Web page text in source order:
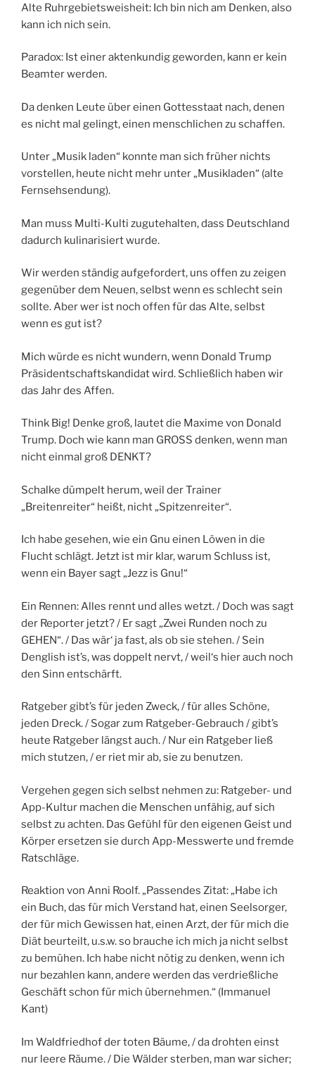
Alte Ruhrgebietsweisheit: Ich bin nich am Denken, also
kann ich nich sein.
Paradox: Ist einer aktenkundig geworden, kann er kein
Beamter werden.
Da denken Leute über einen Gottesstaat nach, denen
es nicht mal gelingt, einen menschlichen zu schaffen.
Unter „Musik laden“ konnte man sich früher nichts
vorstellen, heute nicht mehr unter „Musikladen“ (alte
Fernsehsendung).
Man muss Multi-Kulti zugutehalten, dass Deutschland
dadurch kulinarisiert wurde.
Wir werden ständig aufgefordert, uns offen zu zeigen
gegenüber dem Neuen, selbst wenn es schlecht sein
sollte. Aber wer ist noch offen für das Alte, selbst
wenn es gut ist?
Mich würde es nicht wundern, wenn Donald Trump
Präsidentschaftskandidat wird. Schließlich haben wir
das Jahr des Affen.
Think Big! Denke groß, lautet die Maxime von Donald
Trump. Doch wie kann man GROSS denken, wenn man
nicht einmal groß DENKT?
Schalke dümpelt herum, weil der Trainer
„Breitenreiter“ heißt, nicht „Spitzenreiter“.
Ich habe gesehen, wie ein Gnu einen Löwen in die
Flucht schlägt. Jetzt ist mir klar, warum Schluss ist,
wenn ein Bayer sagt „Jezz is Gnu!“
Ein Rennen: Alles rennt und alles wetzt. / Doch was sagt
der Reporter jetzt? / Er sagt „Zwei Runden noch zu
GEHEN“. / Das wär‘ ja fast, als ob sie stehen. / Sein
Denglish ist’s, was doppelt nervt, / weil‘s hier auch noch
den Sinn entschärft.
Ratgeber gibt’s für jeden Zweck, / für alles Schöne,
jeden Dreck. / Sogar zum Ratgeber-Gebrauch / gibt’s
heute Ratgeber längst auch. / Nur ein Ratgeber ließ
mich stutzen, / er riet mir ab, sie zu benutzen.
Vergehen gegen sich selbst nehmen zu: Ratgeber- und
App-Kultur machen die Menschen unfähig, auf sich
selbst zu achten. Das Gefühl für den eigenen Geist und
Körper ersetzen sie durch App-Messwerte und fremde
Ratschläge.
Reaktion von Anni Roolf. „Passendes Zitat: „Habe ich
ein Buch, das für mich Verstand hat, einen Seelsorger,
der für mich Gewissen hat, einen Arzt, der für mich die
Diät beurteilt, u.s.w. so brauche ich mich ja nicht selbst
zu bemühen. Ich habe nicht nötig zu denken, wenn ich
nur bezahlen kann, andere werden das verdrießliche
Geschäft schon für mich übernehmen.“ (Immanuel
Kant)
Im Waldfriedhof der toten Bäume, / da drohten einst
nur leere Räume. / Die Wälder sterben, man war sicher;